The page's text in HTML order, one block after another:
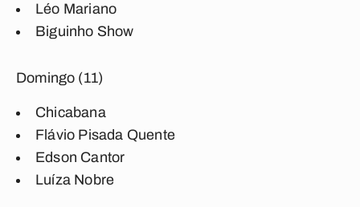
Léo Mariano
Biguinho Show
Domingo (11)
Chicabana
Flávio Pisada Quente
Edson Cantor
Luíza Nobre